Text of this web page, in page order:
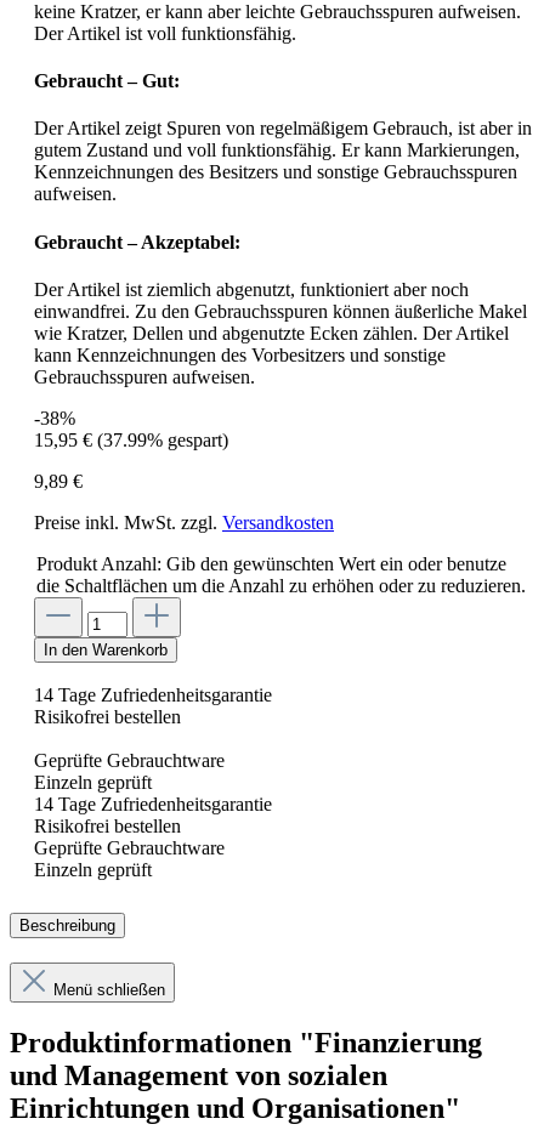
keine Kratzer, er kann aber leichte Gebrauchsspuren aufweisen.
Der Artikel ist voll funktionsfähig.
Gebraucht – Gut:
Der Artikel zeigt Spuren von regelmäßigem Gebrauch, ist aber in
gutem Zustand und voll funktionsfähig. Er kann Markierungen,
Kennzeichnungen des Besitzers und sonstige Gebrauchsspuren
aufweisen.
Gebraucht – Akzeptabel:
Der Artikel ist ziemlich abgenutzt, funktioniert aber noch
einwandfrei. Zu den Gebrauchsspuren können äußerliche Makel
wie Kratzer, Dellen und abgenutzte Ecken zählen. Der Artikel
kann Kennzeichnungen des Vorbesitzers und sonstige
Gebrauchsspuren aufweisen.
-38%
15,95 € (37.99% gespart)
9,89 €
Preise inkl. MwSt. zzgl. Versandkosten
Produkt Anzahl: Gib den gewünschten Wert ein oder benutze
die Schaltflächen um die Anzahl zu erhöhen oder zu reduzieren.
In den Warenkorb
14 Tage Zufriedenheitsgarantie
Risikofrei bestellen
Geprüfte Gebrauchtware
Einzeln geprüft
14 Tage Zufriedenheitsgarantie
Risikofrei bestellen
Geprüfte Gebrauchtware
Einzeln geprüft
Beschreibung
Menü schließen
Produktinformationen "Finanzierung
und Management von sozialen
Einrichtungen und Organisationen"